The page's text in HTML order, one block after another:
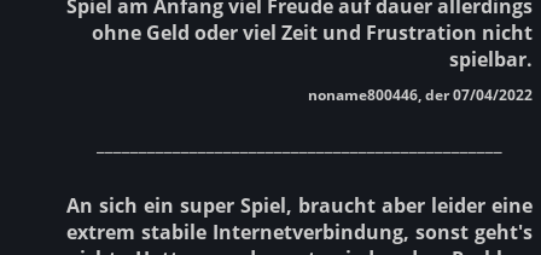
Spiel am Anfang viel Freude auf dauer allerdings
ohne Geld oder viel Zeit und Frustration nicht
spielbar.
noname800446, der 07/04/2022
An sich ein super Spiel, braucht aber leider eine
extrem stabile Internetverbindung, sonst geht's